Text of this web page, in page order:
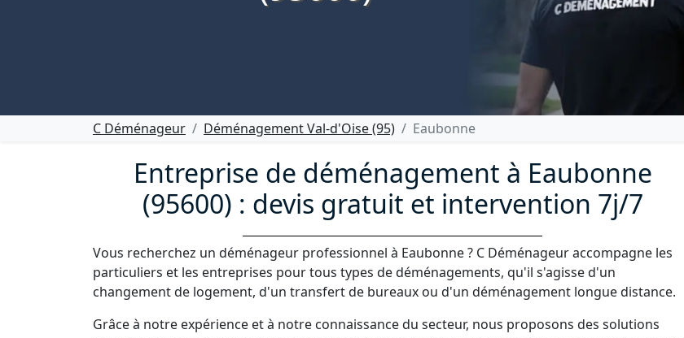
C Déménageur Déménagement Val-d'Oise (95) Eaubonne
Entreprise de déménagement à Eaubonne
(95600) : devis gratuit et intervention 7j/7
Vous recherchez un déménageur professionnel à Eaubonne ? C Déménageur accompagne les
particuliers et les entreprises pour tous types de déménagements, qu'il s'agisse d'un
changement de logement, d'un transfert de bureaux ou d'un déménagement longue distance.
Grâce à notre expérience et à notre connaissance du secteur, nous proposons des solutions